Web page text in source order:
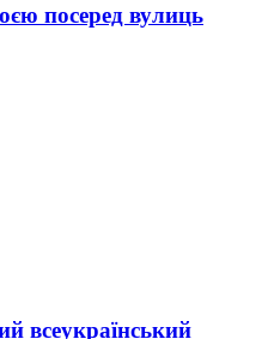
посеред вулиць
всеукраїнський